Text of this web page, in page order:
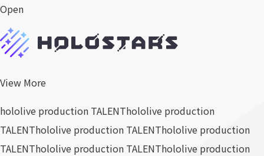
Open
View More
hololive production TALENThololive production
TALENThololive production TALENThololive production
TALENThololive production TALENThololive production